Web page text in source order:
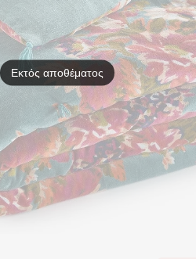
Εκτός αποθέματος